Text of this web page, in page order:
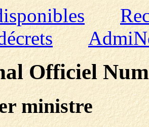
Officiel
ministre